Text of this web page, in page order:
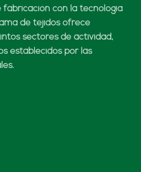
con la tecnología
de tejidos ofrece
sectores de actividad,
establecidos por las